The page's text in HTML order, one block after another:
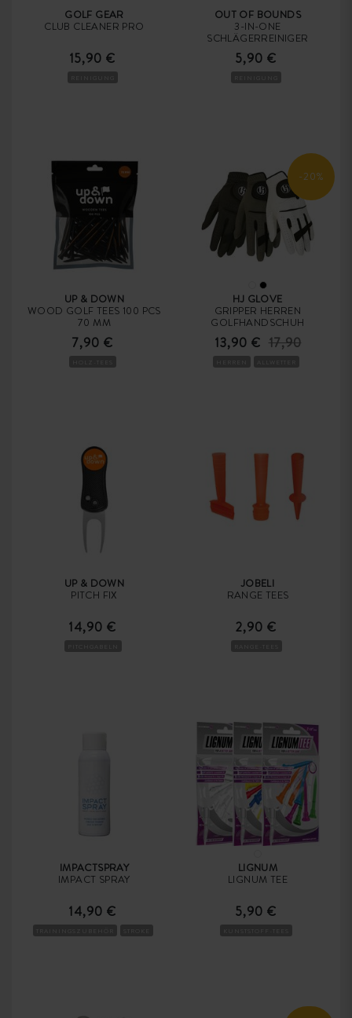
GOLF GEAR
CLUB CLEANER PRO
15,90 €
OUT OF BOUNDS
3-IN-ONE
SCHLÄGERREINIGER
5,90 €
UP & DOWN
WOOD GOLF TEES 100 PCS
70 MM
7,90 €
-20%
HJ GLOVE
GRIPPER HERREN
GOLFHANDSCHUH
13,90 € 17,90
UP & DOWN
PITCH FIX
14,90 €
JOBELI
RANGE TEES
2,90 €
IMPACTSPRAY
IMPACT SPRAY
14,90 €
LIGNUM
LIGNUM TEE
5,90 €